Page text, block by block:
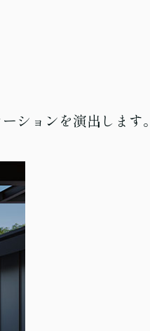
ションを演出します。